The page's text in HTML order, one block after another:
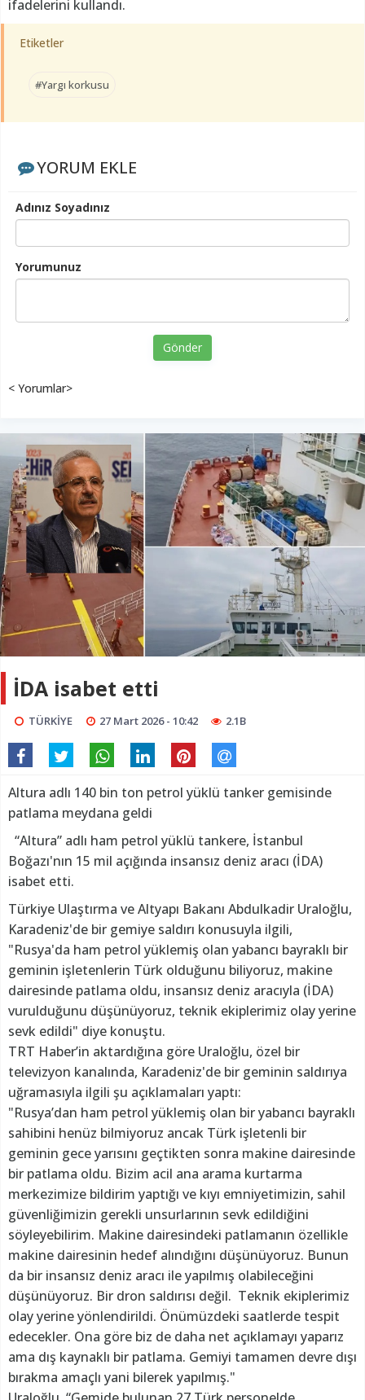
ifadelerini kullandı.
Etiketler
#Yargı korkusu
YORUM EKLE
Adınız Soyadınız
Yorumunuz
Gönder
< Yorumlar>
İDA isabet etti
TÜRKİYE 27 Mart 2026 - 10:42 2.1B
Altura adlı 140 bin ton petrol yüklü tanker gemisinde
patlama meydana geldi
“Altura” adlı ham petrol yüklü tankere, İstanbul
Boğazı'nın 15 mil açığında insansız deniz aracı (İDA)
isabet etti.
Türkiye Ulaştırma ve Altyapı Bakanı Abdulkadir Uraloğlu,
Karadeniz'de bir gemiye saldırı konusuyla ilgili,
"Rusya'da ham petrol yüklemiş olan yabancı bayraklı bir
geminin işletenlerin Türk olduğunu biliyoruz, makine
dairesinde patlama oldu, insansız deniz aracıyla (İDA)
vurulduğunu düşünüyoruz, teknik ekiplerimiz olay yerine
sevk edildi" diye konuştu.
TRT Haber’in aktardığına göre Uraloğlu, özel bir
televizyon kanalında, Karadeniz'de bir geminin saldırıya
uğramasıyla ilgili şu açıklamaları yaptı:
"Rusya’dan ham petrol yüklemiş olan bir yabancı bayraklı
sahibini henüz bilmiyoruz ancak Türk işletenli bir
geminin gece yarısını geçtikten sonra makine dairesinde
bir patlama oldu. Bizim acil ana arama kurtarma
merkezimize bildirim yaptığı ve kıyı emniyetimizin, sahil
güvenliğimizin gerekli unsurlarının sevk edildiğini
söyleyebilirim. Makine dairesindeki patlamanın özellikle
makine dairesinin hedef alındığını düşünüyoruz. Bunun
da bir insansız deniz aracı ile yapılmış olabileceğini
düşünüyoruz. Bir dron saldırısı değil. Teknik ekiplerimiz
olay yerine yönlendirildi. Önümüzdeki saatlerde tespit
edecekler. Ona göre biz de daha net açıklamayı yaparız
ama dış kaynaklı bir patlama. Gemiyi tamamen devre dışı
bırakma amaçlı yani bilerek yapılmış."